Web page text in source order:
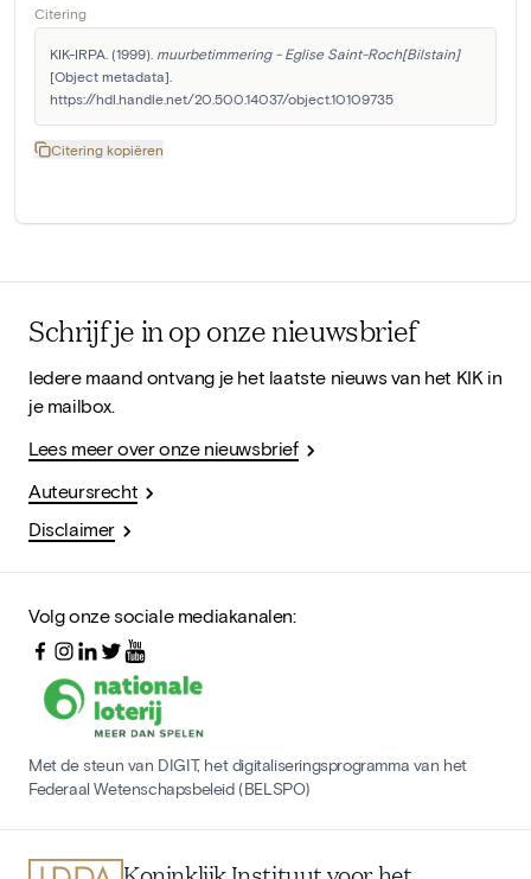
Citering
KIK-IRPA. (1999). muurbetimmering - Eglise Saint-Roch[Bilstain]
[Object metadata].
https://hdl.handle.net/20.500.14037/object.10109735
Citering kopiëren
Schrijf je in op onze nieuwsbrief
Iedere maand ontvang je het laatste nieuws van het KIK in
je mailbox.
Lees meer over onze nieuwsbrief
Auteursrecht
Disclaimer
Volg onze sociale mediakanalen:
Met de steun van DIGIT, het digitaliseringsprogramma van het
Federaal Wetenschapsbeleid (BELSPO)